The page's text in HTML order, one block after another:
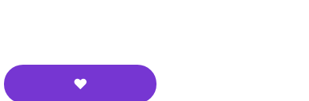
❤️AFA La Morera